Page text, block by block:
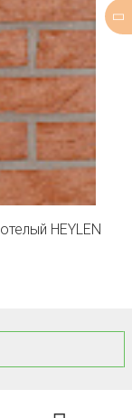
HEYLEN